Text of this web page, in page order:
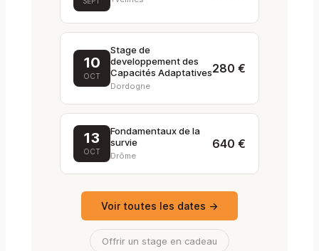
10
OCT
Stage de
developpement des
Capacités Adaptatives
Dordogne
280 €
13
OCT
Fondamentaux de la
survie
Drôme
640 €
Voir toutes les dates →
Offrir un stage en cadeau